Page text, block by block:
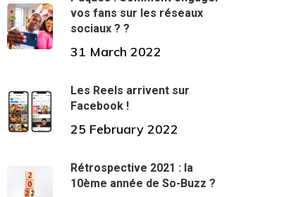
vos fans sur les réseaux
sociaux ? ?
31 March 2022
Les Reels arrivent sur
Facebook !
25 February 2022
Rétrospective 2021 : la
10ème année de So-Buzz ?